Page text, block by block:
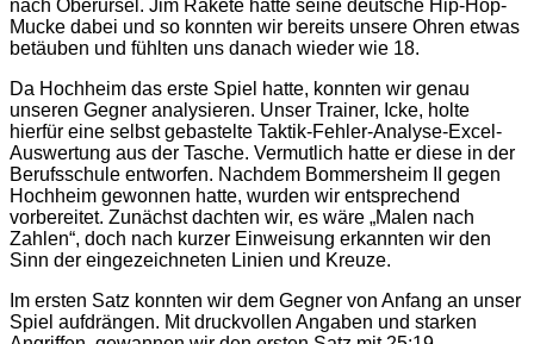
nach Oberursel. Jim Rakete hatte seine deutsche Hip-Hop-
Mucke dabei und so konnten wir bereits unsere Ohren etwas
betäuben und fühlten uns danach wieder wie 18.
Da Hochheim das erste Spiel hatte, konnten wir genau
unseren Gegner analysieren. Unser Trainer, Icke, holte
hierfür eine selbst gebastelte Taktik-Fehler-Analyse-Excel-
Auswertung aus der Tasche. Vermutlich hatte er diese in der
Berufsschule entworfen. Nachdem Bommersheim II gegen
Hochheim gewonnen hatte, wurden wir entsprechend
vorbereitet. Zunächst dachten wir, es wäre „Malen nach
Zahlen“, doch nach kurzer Einweisung erkannten wir den
Sinn der eingezeichneten Linien und Kreuze.
Im ersten Satz konnten wir dem Gegner von Anfang an unser
Spiel aufdrängen. Mit druckvollen Angaben und starken